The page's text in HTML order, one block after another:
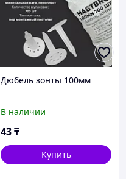
Дюбель зонты 100мм
В наличии
43₸
Купить